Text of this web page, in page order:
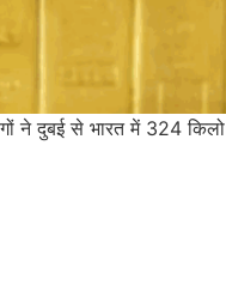
ने दुबई से भारत में 324 किलो